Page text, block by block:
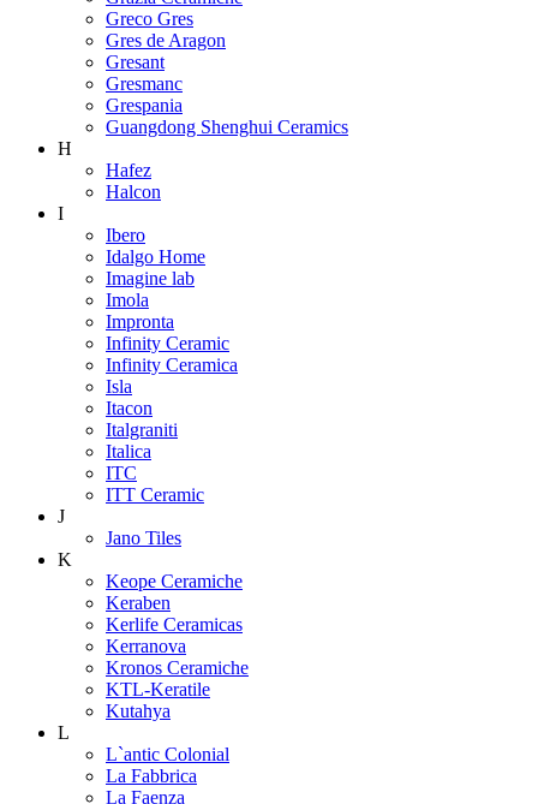
Greco Gres
Gres de Aragon
Gresant
Gresmanc
Grespania
Guangdong Shenghui Ceramics
H
Hafez
Halcon
I
Ibero
Idalgo Home
Imagine lab
Imola
Impronta
Infinity Ceramic
Infinity Ceramica
Isla
Itacon
Italgraniti
Italica
ITC
ITT Ceramic
J
Jano Tiles
K
Keope Ceramiche
Keraben
Kerlife Ceramicas
Kerranova
Kronos Ceramiche
KTL-Keratile
Kutahya
L
L`antic Colonial
La Fabbrica
La Faenza